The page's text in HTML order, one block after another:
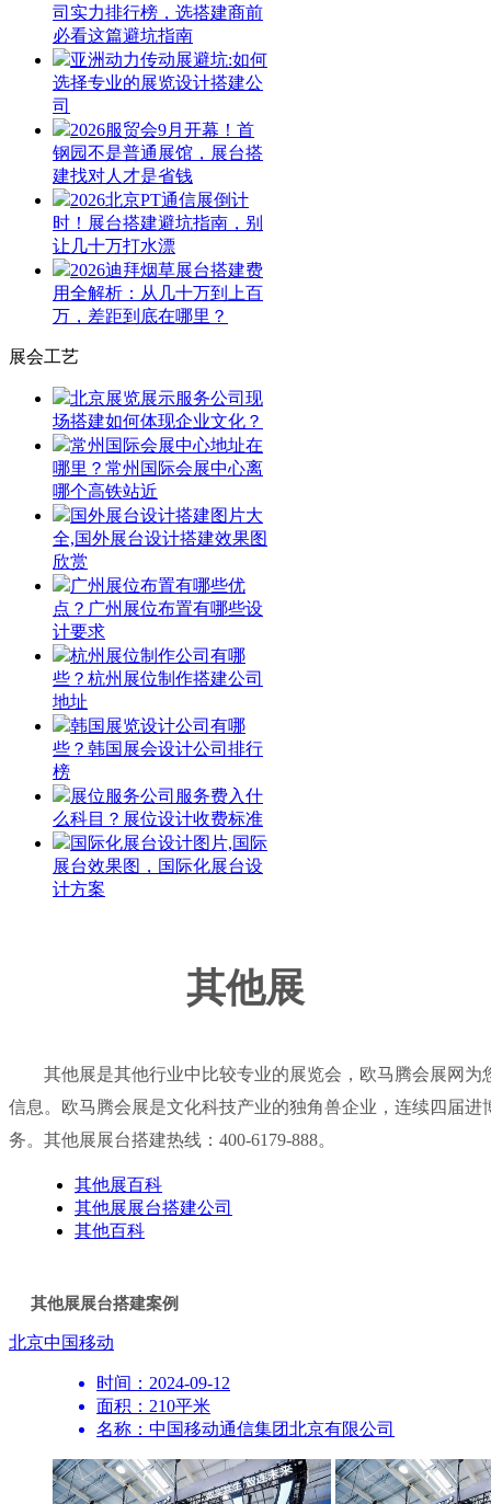
司实力排行榜，选搭建商前
必看这篇避坑指南
亚洲动力传动展避坑:如何
选择专业的展览设计搭建公
司
2026服贸会9月开幕！首
钢园不是普通展馆，展台搭
建找对人才是省钱
2026北京PT通信展倒计
时！展台搭建避坑指南，别
让几十万打水漂
2026迪拜烟草展台搭建费
用全解析：从几十万到上百
万，差距到底在哪里？
展会工艺
北京展览展示服务公司现
场搭建如何体现企业文化？
常州国际会展中心地址在
哪里？常州国际会展中心离
哪个高铁站近
国外展台设计搭建图片大
全,国外展台设计搭建效果图
欣赏
广州展位布置有哪些优
点？广州展位布置有哪些设
计要求
杭州展位制作公司有哪
些？杭州展位制作搭建公司
地址
韩国展览设计公司有哪
些？韩国展会设计公司排行
榜
展位服务公司服务费入什
么科目？展位设计收费标准
国际化展台设计图片,国际
展台效果图，国际化展台设
计方案
其他展
其他展是其他行业中比较专业的展览会，欧马腾会展网
信息。欧马腾会展是文化科技产业的独角兽企业，连续四届
务。其他展展台搭建热线： 400-6179-888。
其他展百科
其他展展台搭建公司
其他百科
其他展展台搭建案例
北京中国移动
时间：2024-09-12
面积：210平米
名称：中国移动通信集团北京有限公司